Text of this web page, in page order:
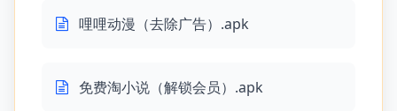
哩哩动漫（去除广告）.apk
免费淘小说（解锁会员）.apk